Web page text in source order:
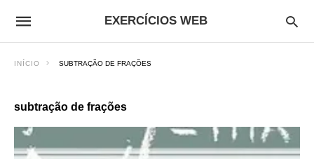
EXERCÍCIOS WEB
INÍCIO SUBTRAÇÃO DE FRAÇÕES
subtração de frações